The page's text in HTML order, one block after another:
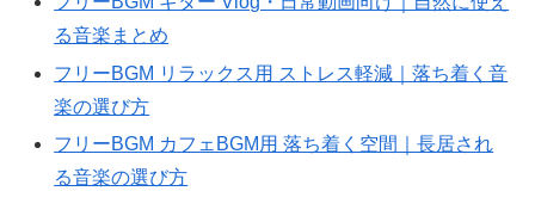
る音楽まとめ
フリーBGM リラックス用 ストレス軽減｜落ち着く音
楽の選び方
フリーBGM カフェBGM用 落ち着く空間｜長居され
る音楽の選び方